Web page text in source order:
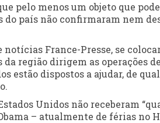
pelo menos um objeto que
do país não confirmaram nem
France-Presse, se
região dirigem as operações
estão dispostos a ajudar, de
Unidos não receberam
– atualmente de férias no